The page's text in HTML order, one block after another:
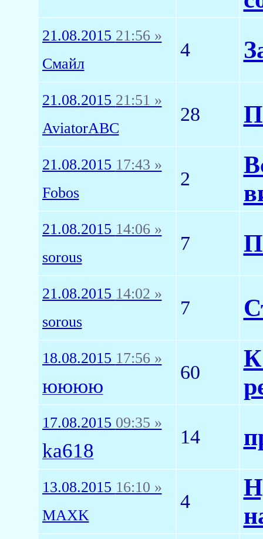
21.08.2015 21:56 »
Смайл
4
21.08.2015 21:51 »
AviatorABC
28
21.08.2015 17:43 »
Fobos
2
21.08.2015 14:06 »
sorous
7
21.08.2015 14:02 »
sorous
7
18.08.2015 17:56 »
юююю
60
К
17.08.2015 09:35 »
ka618
14
13.08.2015 16:10 »
MAXK
4